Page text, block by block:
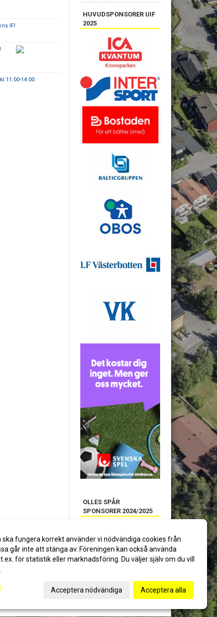
IF!
11:00-14:00
HUVUDSPONSORER UIF
2025
OLLES SPÅR
SPONSORER 2024/2025
ska fungera korrekt använder vi nödvändiga cookies från
går inte att stänga av. Föreningen kan också använda
för statistik eller marknadsföring. Du väljer själv om du vill
Acceptera nödvändiga Acceptera alla